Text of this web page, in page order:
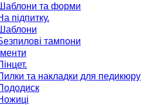
та форми
підпитку.
тампони
та накладки для педикюру